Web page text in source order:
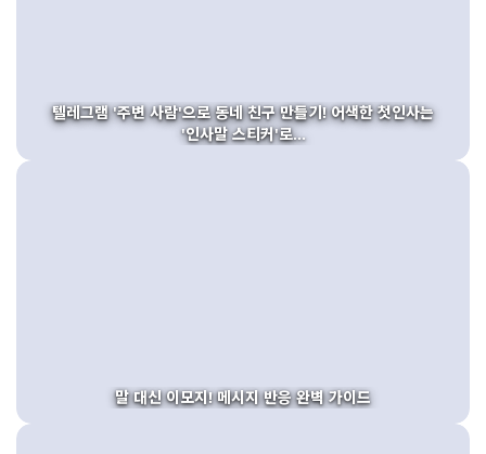
텔레그램 '주변 사람'으로 동네 친구 만들기! 어색한 첫인사는
'인사말 스티커'로...
말 대신 이모지! 메시지 반응 완벽 가이드